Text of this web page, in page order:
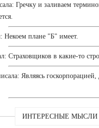
Гречку и заливаем
Некоем плане "Б" имеет.
Страховщиков в какие-то
Являясь госкорпорацией,
ИНТЕРЕСНЫЕ МЫСЛИ